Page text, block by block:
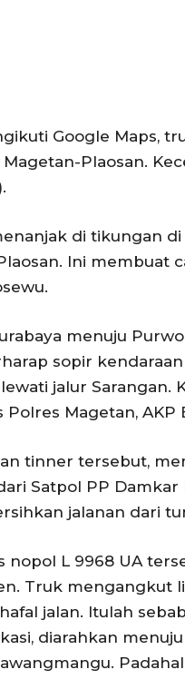
Google Maps,
Plaosan.
di tikungan di
Ini membuat
menuju
sopir
jalur Sarangan.
Polres Magetan,
tinner tersebut,
Satpol PP
jalanan dari
nopol L 9968 UA
Truk mengangkut
jalan. Itulah
diarahkan